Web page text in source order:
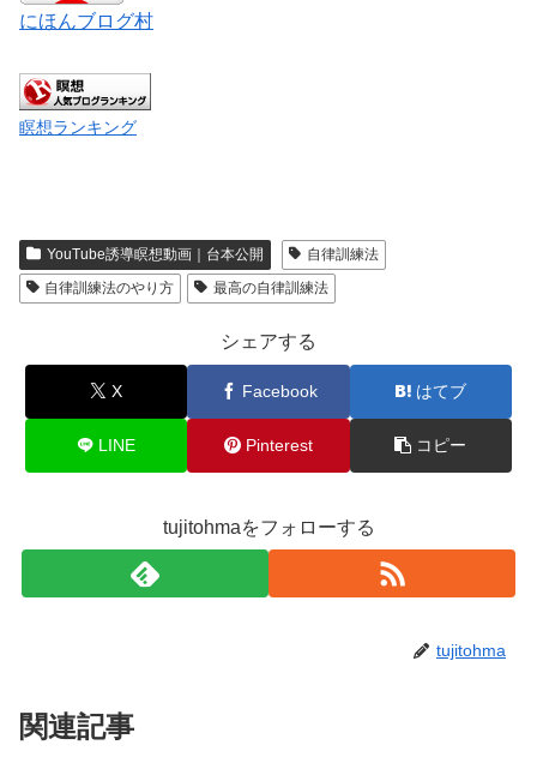
にほんブログ村
瞑想ランキング
YouTube誘導瞑想動画｜台本公開
自律訓練法
自律訓練法のやり方
最高の自律訓練法
シェアする
X Facebook はてブ
LINE Pinterest コピー
tujitohmaをフォローする
tujitohma
関連記事